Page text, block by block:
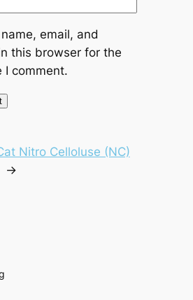
email, and
this browser for the
I comment.
Nitro Celloluse (NC)
→